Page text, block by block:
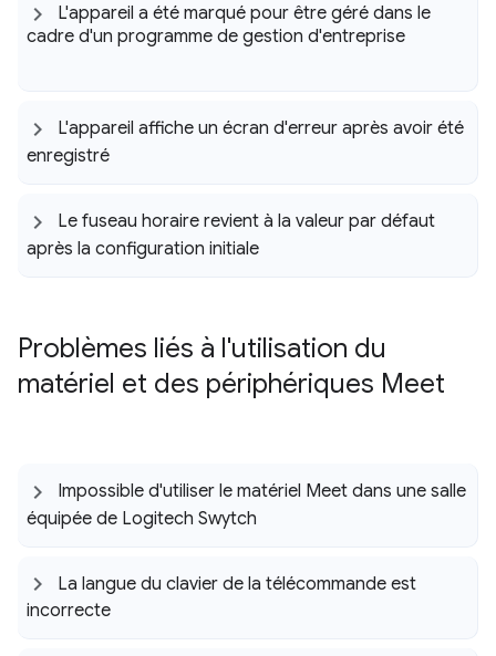
L'appareil a été marqué pour être géré dans le
cadre d'un programme de gestion d'entreprise
L'appareil affiche un écran d'erreur après avoir été
enregistré
Le fuseau horaire revient à la valeur par défaut
après la configuration initiale
Problèmes liés à l'utilisation du
matériel et des périphériques Meet
Impossible d'utiliser le matériel Meet dans une salle
équipée de Logitech Swytch
La langue du clavier de la télécommande est
incorrecte